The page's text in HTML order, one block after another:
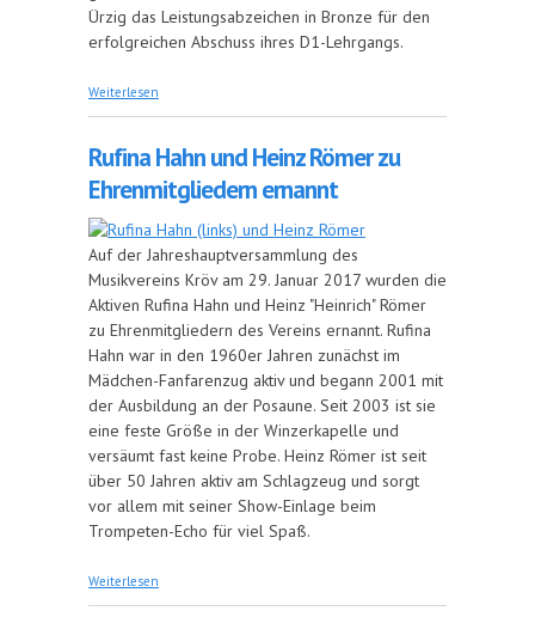
Ürzig das Leistungsabzeichen in Bronze für den
erfolgreichen Abschuss ihres D1-Lehrgangs.
Weiterlesen
Rufina Hahn und Heinz Römer zu
Ehrenmitgliedern ernannt
Auf der Jahreshauptversammlung des
Musikvereins Kröv am 29. Januar 2017 wurden die
Aktiven Rufina Hahn und Heinz "Heinrich" Römer
zu Ehrenmitgliedern des Vereins ernannt. Rufina
Hahn war in den 1960er Jahren zunächst im
Mädchen-Fanfarenzug aktiv und begann 2001 mit
der Ausbildung an der Posaune. Seit 2003 ist sie
eine feste Größe in der Winzerkapelle und
versäumt fast keine Probe. Heinz Römer ist seit
über 50 Jahren aktiv am Schlagzeug und sorgt
vor allem mit seiner Show-Einlage beim
Trompeten-Echo für viel Spaß.
Weiterlesen